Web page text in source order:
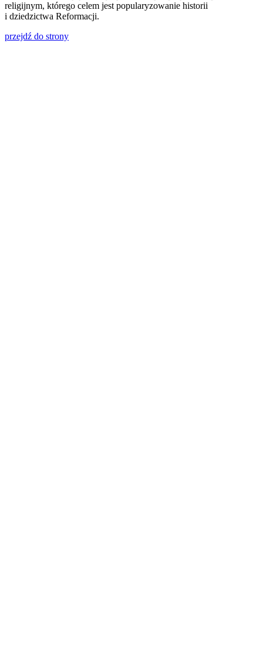
religijnym, którego celem jest popularyzowanie historii
i dziedzictwa Reformacji.
przejdź do strony